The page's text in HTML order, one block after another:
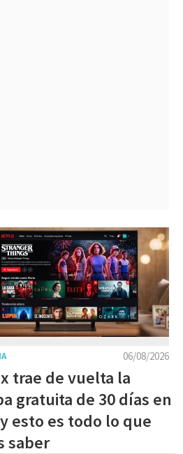
06/08/2026
trae de vuelta la
gratuita de 30 días en
esto es todo lo que
saber